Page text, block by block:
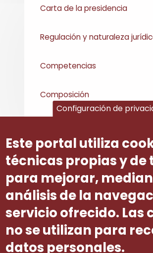
Carta de la presidencia
Regulación y naturaleza
Competencias
Composición
Personal del CGRL
Actividad del CGRL
Transparencia
Configuración de
Este portal utiliza
técnicas propias y de
para mejorar,
análisis de la
servicio ofrecido. Las
no se utilizan para
datos personales.